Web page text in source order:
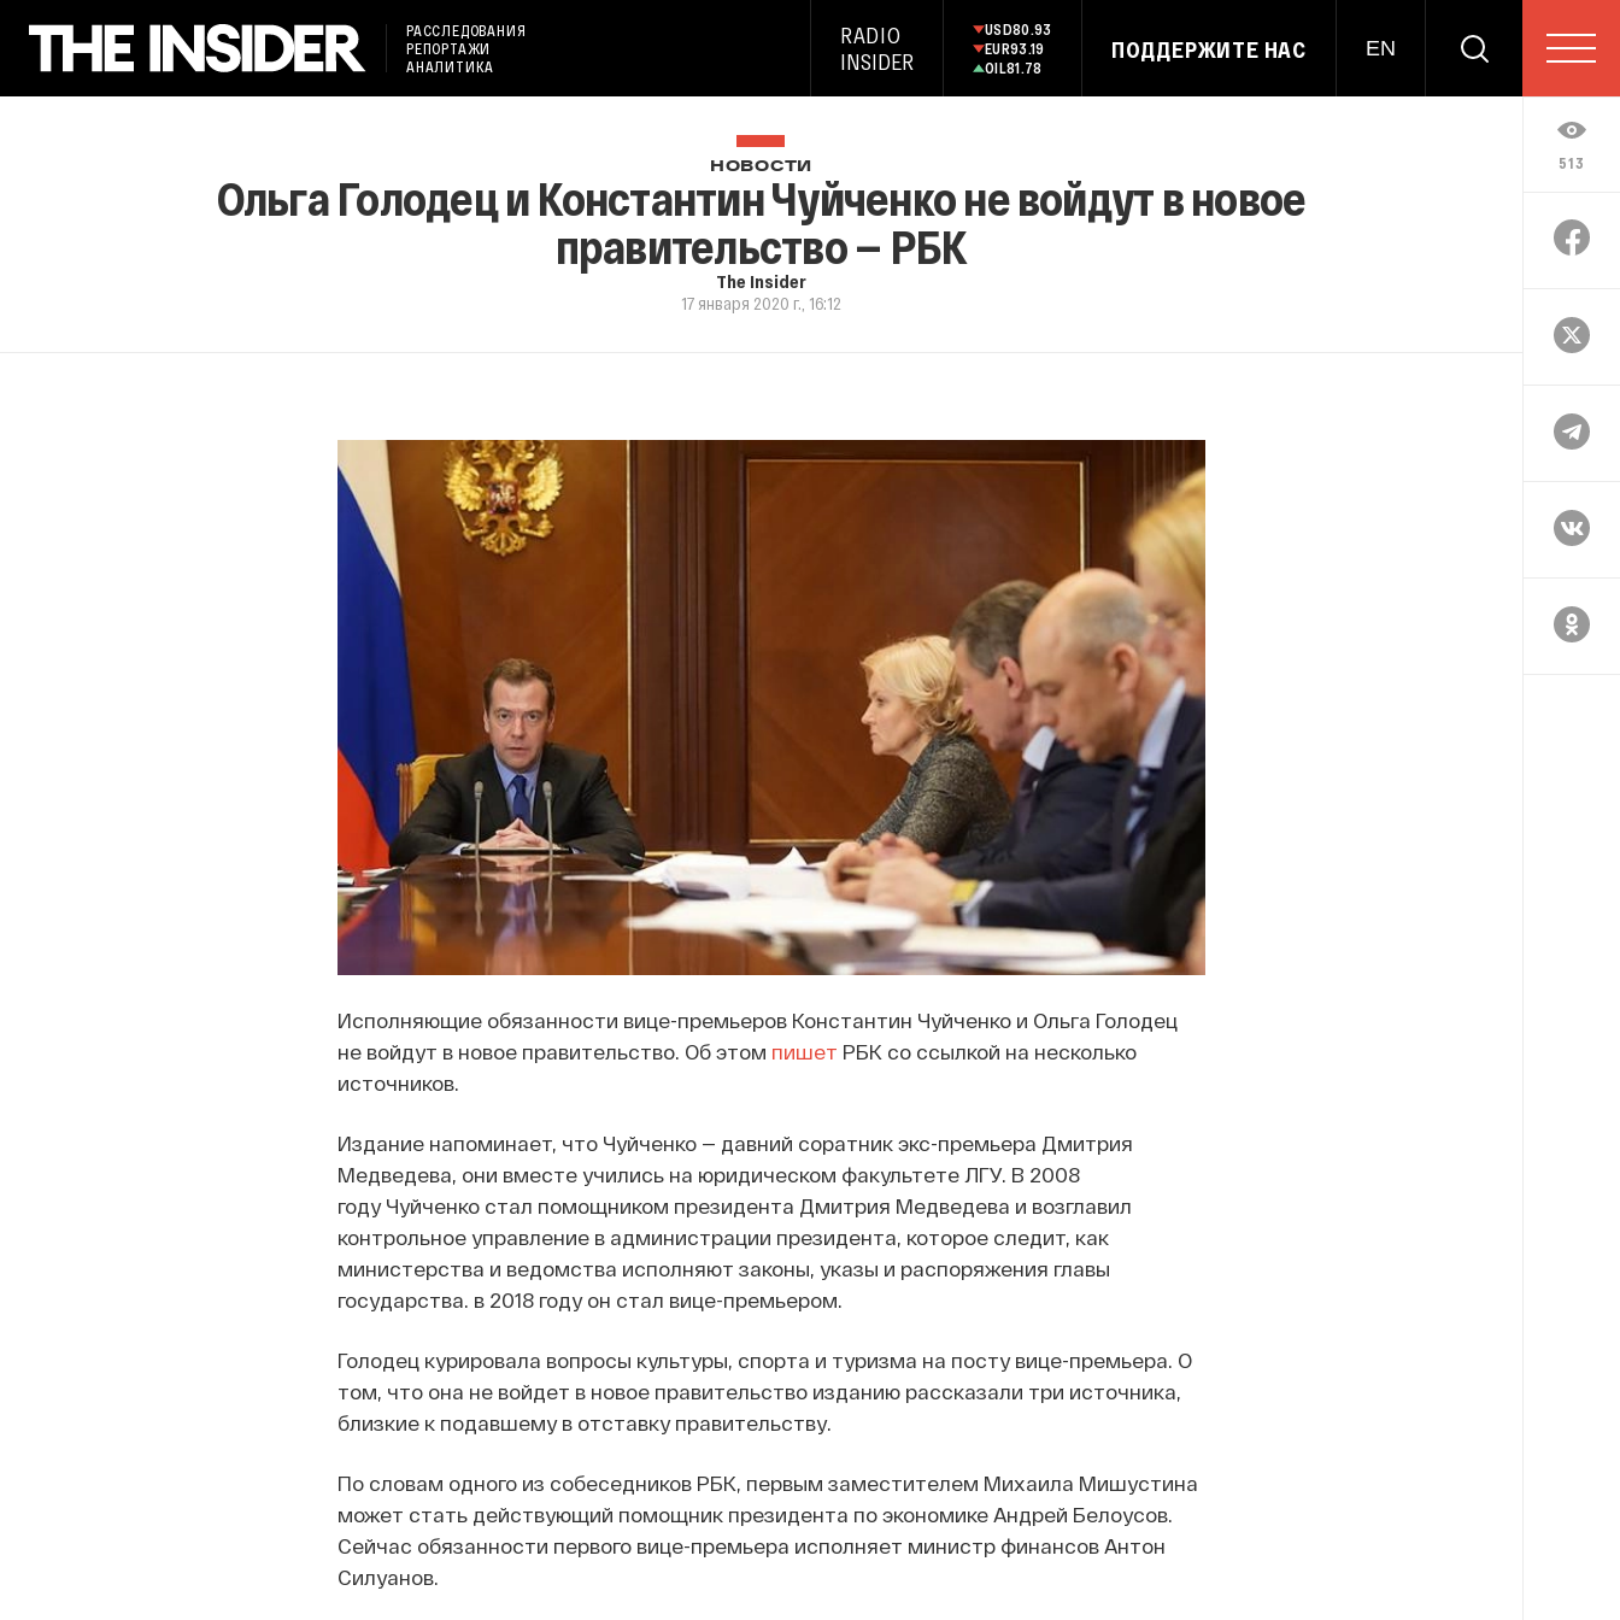
РАССЛЕДОВАНИЯ
РЕПОРТАЖИ
АНАЛИТИКА
RADIO
INSIDER
USD80.93
EUR93.19
OIL81.78
ПОДДЕРЖИТЕ НАС EN
513
НОВОСТИ
Ольга Голодец и Константин Чуйченко не войдут в новое
правительство — РБК
The Insider
17 января 2020 г., 16:12
Исполняющие обязанности вице-премьеров Константин Чуйченко и Ольга Голодец
не войдут в новое правительство. Об этом пишет РБК со ссылкой на несколько
источников.
Издание напоминает, что Чуйченко — давний соратник экс-премьера Дмитрия
Медведева, они вместе учились на юридическом факультете ЛГУ. В 2008
году Чуйченко стал помощником президента Дмитрия Медведева и возглавил
контрольное управление в администрации президента, которое следит, как
министерства и ведомства исполняют законы, указы и распоряжения главы
государства. в 2018 году он стал вице-премьером.
Голодец курировала вопросы культуры, спорта и туризма на посту вице-премьера. О
том, что она не войдет в новое правительство изданию рассказали три источника,
близкие к подавшему в отставку правительству.
По словам одного из собеседников РБК, первым заместителем Михаила Мишустина
может стать действующий помощник президента по экономике Андрей Белоусов.
Сейчас обязанности первого вице-премьера исполняет министр финансов Антон
Силуанов.